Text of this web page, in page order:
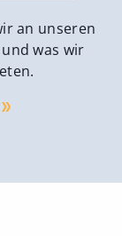
an unseren
was wir